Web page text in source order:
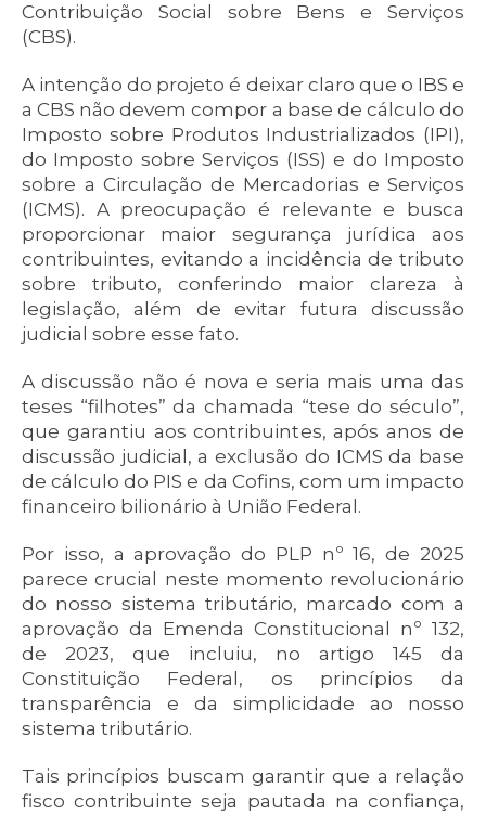
Contribuição Social sobre Bens e Serviços
(CBS).
A intenção do projeto é deixar claro que o IBS e
a CBS não devem compor a base de cálculo do
Imposto sobre Produtos Industrializados (IPI),
do Imposto sobre Serviços (ISS) e do Imposto
sobre a Circulação de Mercadorias e Serviços
(ICMS). A preocupação é relevante e busca
proporcionar maior segurança jurídica aos
contribuintes, evitando a incidência de tributo
sobre tributo, conferindo maior clareza à
legislação, além de evitar futura discussão
judicial sobre esse fato.
A discussão não é nova e seria mais uma das
teses “filhotes” da chamada “tese do século”,
que garantiu aos contribuintes, após anos de
discussão judicial, a exclusão do ICMS da base
de cálculo do PIS e da Cofins, com um impacto
financeiro bilionário à União Federal.
Por isso, a aprovação do PLP nº 16, de 2025
parece crucial neste momento revolucionário
do nosso sistema tributário, marcado com a
aprovação da Emenda Constitucional nº 132,
de 2023, que incluiu, no artigo 145 da
Constituição Federal, os princípios da
transparência e da simplicidade ao nosso
sistema tributário.
Tais princípios buscam garantir que a relação
fisco contribuinte seja pautada na confiança,